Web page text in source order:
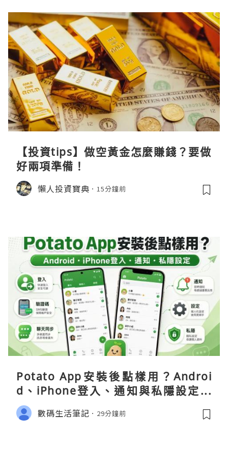
【投資tips】做空黃金怎麼賺錢？要做
好兩項準備！
懶人投資寶典 15分鐘前
Potato App安裝後點樣用？Androi
d、iPhone登入、通知與私隱設定完
整指南
數碼生活筆記 29分鐘前